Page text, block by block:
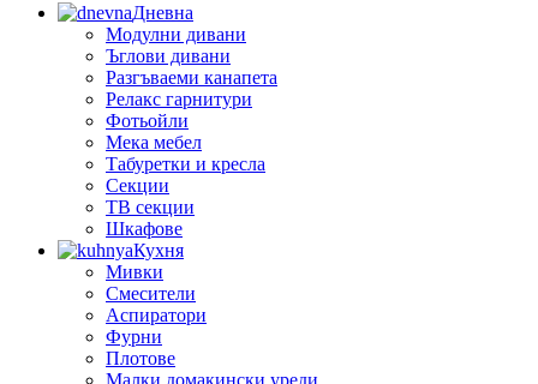
Дневна
Модулни дивани
Ъглови дивани
Разгъваеми канапета
Релакс гарнитури
Фотьойли
Мека мебел
Табуретки и кресла
Секции
ТВ секции
Шкафове
Кухня
Мивки
Смесители
Аспиратори
Фурни
Плотове
Малки домакински уреди